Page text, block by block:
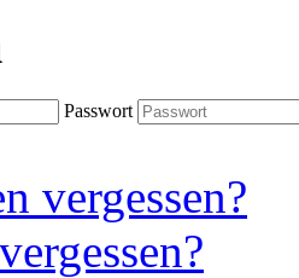
Passwort
vergessen?